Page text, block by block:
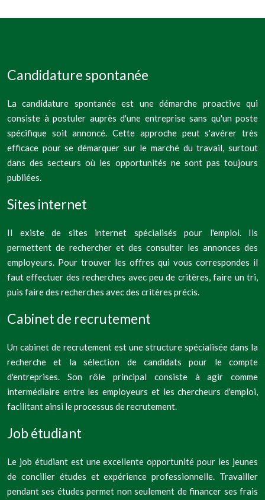
Candidature spontanée
La candidature spontanée est une démarche proactive qui
consiste à postuler auprès d'une entreprise sans qu'un poste
spécifique soit annoncé. Cette approche peut s'avérer très
efficace pour se démarquer sur le marché du travail, surtout
dans des secteurs où les opportunités ne sont pas toujours
publiées.
Sites internet
Il existe de sites internet spécialisés pour l'emploi. Ils
permettent de rechercher et des consulter les annonces des
employeurs. Pour trouver les offres qui vous correspondes il
faut effectuer des recherches avec peu de critères, faire un tri,
puis faire des recherches avec des critères précis.
Cabinet de recrutement
Un cabinet de recrutement est une structure spécialisée dans la
recherche et la sélection de candidats pour le compte
d'entreprises. Son rôle principal consiste à agir comme
intermédiaire entre les employeurs et les chercheurs d'emploi,
facilitant ainsi le processus de recrutement.
Job étudiant
Le job étudiant est une excellente opportunité pour les jeunes
de concilier études et expérience professionnelle. Travailler
pendant ses études permet non seulement de financer ses frais